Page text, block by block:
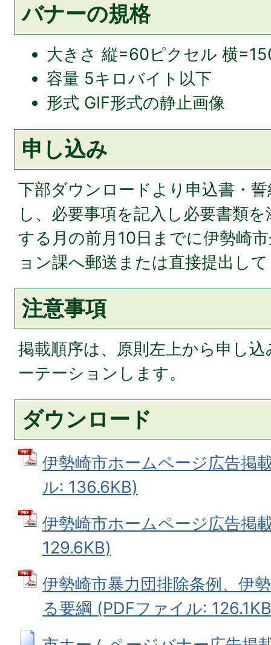
バナーの規格
大きさ 縦=60ピクセル 横
容量 5キロバイト以下
形式 GIF形式の静止画像
申し込み
下部ダウンロードより申込書・
し、必要事項を記入し必要書類
する月の前月10日までに伊勢崎
ョン課へ郵送または直接提出し
注意事項
掲載順序は、原則左上から申し
ーテーションします。
ダウンロード
伊勢崎市ホームページ広告掲
ル: 136.6KB)
伊勢崎市ホームページ広告掲
129.6KB)
伊勢崎市暴力団排除条例、伊
る要綱 (PDFファイル: